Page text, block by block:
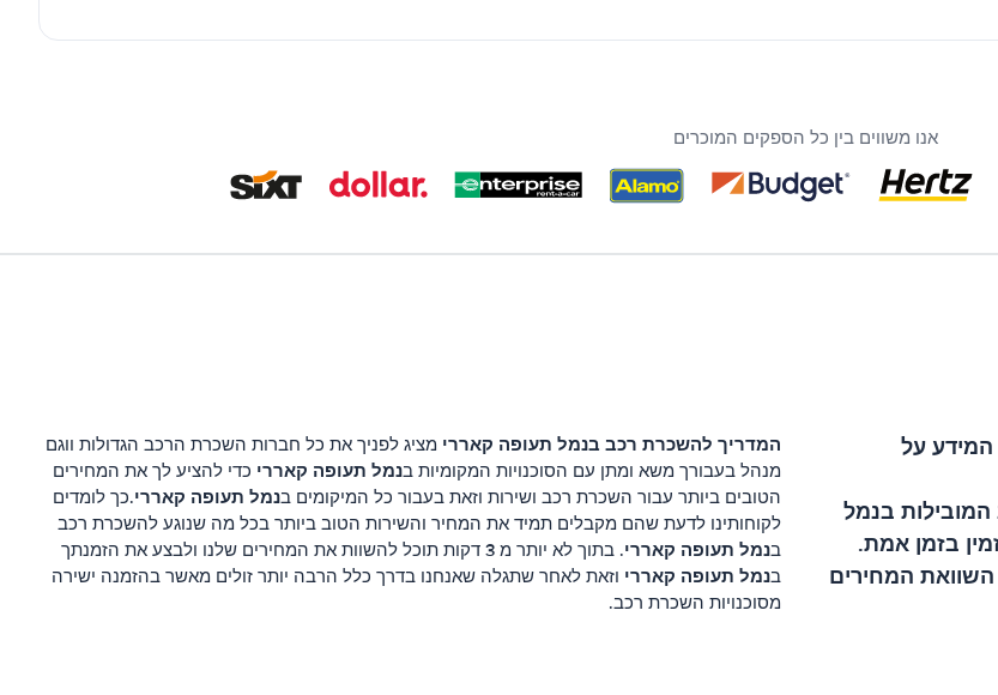
אנו משווים בין כל הספקים המוכרים
על
בנמל
בזמן אמת.
המחירים
המדריך להשכרת רכב בנמל תעופה קאררי מציג לפניך את כל חברות השכרת הרכב הגדולות ווגם
מנהל בעבורך משא ומתן עם הסוכנויות המקומיות בנמל תעופה קאררי כדי להציע לך את המחירים
הטובים ביותר עבור השכרת רכב ושירות וזאת בעבור כל המיקומים בנמל תעופה קאררי.כך לומדים
לקוחותינו לדעת שהם מקבלים תמיד את המחיר והשירות הטוב ביותר בכל מה שנוגע להשכרת רכב
בנמל תעופה קאררי
. בתוך לא יותר מ 3 דקות תוכל להשוות את המחירים שלנו ולבצע את הזמנתך
בנמל תעופה קאררי וזאת לאחר שתגלה שאנחנו בדרך כלל הרבה יותר זולים מאשר בהזמנה ישירה
מסוכנויות השכרת רכב.